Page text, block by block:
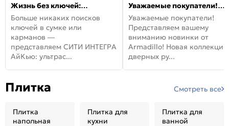
Жизнь без ключей:
встречайте новую дверь
СИТИ ИНТЕГРА АйКью!
Больше никаких поисков
ключей в сумке или
карманов —
представляем СИТИ ИНТЕГРА
АйКью: ультрас...
Уважаемые покупатели!
Представляем вашему
вниманию новинки от
Armadillo!
Уважаемые покупатели!
Представляем вашему
вниманию новинки от
Armadillo! Новая коллекция
дверных ру...
Плитка Смотреть все
Плитка
напольная
Плитка для
кухни
Плитка для
ванной